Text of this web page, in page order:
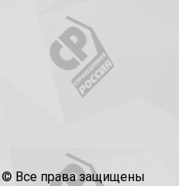
© Все права защищены